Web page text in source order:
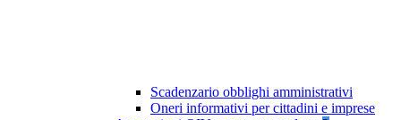
Scadenzario obblighi amministrativi
Oneri informativi per cittadini e imprese